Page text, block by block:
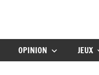
OPINION JEUX